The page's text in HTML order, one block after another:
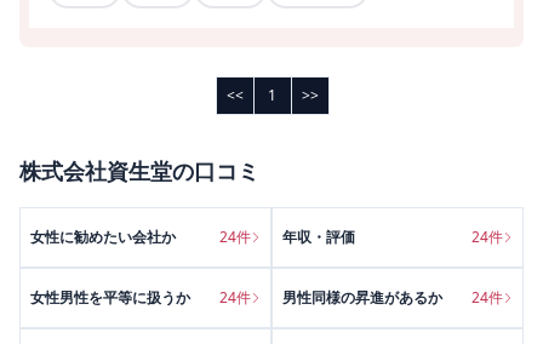
<< 1 >>
株式会社資生堂の口コミ
女性に勧めたい会社か 24件 年収・評価 24件
女性男性を平等に扱うか 24件 男性同様の昇進があるか 24件